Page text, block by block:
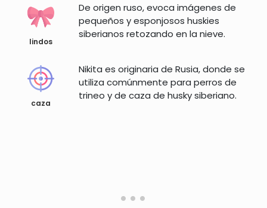
lindos
De origen ruso, evoca imágenes de
pequeños y esponjosos huskies
siberianos retozando en la nieve.
caza
Nikita es originaria de Rusia, donde se
utiliza comúnmente para perros de
trineo y de caza de husky siberiano.